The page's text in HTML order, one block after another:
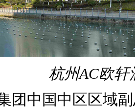
杭州AC欧轩
团中国中区区域